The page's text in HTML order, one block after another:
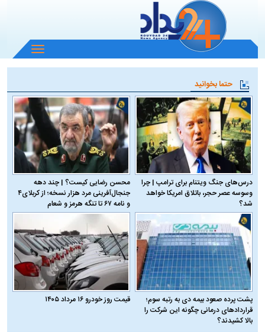
باز
و
منو
حتما بخوانید
درس‌های جنگ ویتنام برای ترامپ | چرا
وسوسه عصر حجر، باتلاق امریکا خواهد
شد؟
محسن رضایی کیست؟ | چند دهه
جنجال‌آفرینی مرد هزار نسخه؛ از کربلای۴
و نامه ۶۷ تا تنگه هرمز و شعام
پشت پرده صعود بیمه دی به رتبه سوم؛
قراردادهای درمانی چگونه این شرکت را
بالا کشیدند؟
قیمت روز خودرو ۱۶ مرداد ۱۴۰۵